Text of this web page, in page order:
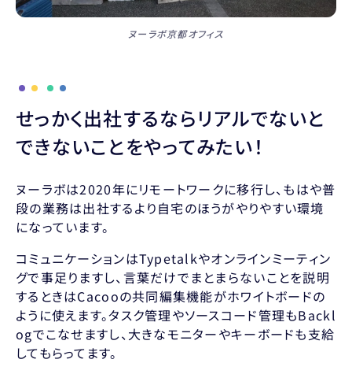
ヌーラボ京都オフィス
せっかく出社するならリアルでないと
できないことをやってみたい！
ヌーラボは2020年にリモートワークに移行し、もはや普
段の業務は出社するより自宅のほうがやりやすい環境
になっています。
コミュニケーションはTypetalkやオンラインミーティン
グで事足りますし、言葉だけでまとまらないことを説明
するときはCacooの共同編集機能がホワイトボードの
ように使えます。タスク管理やソースコード管理もBackl
ogでこなせますし、大きなモニターやキーボードも支給
してもらってます。